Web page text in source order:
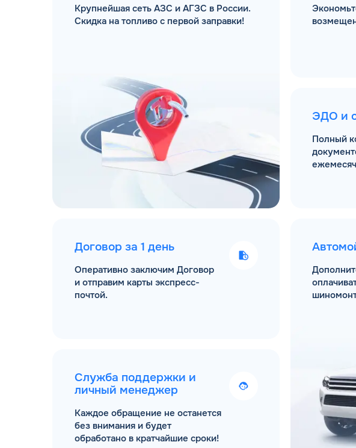
Крупнейшая сеть АЗС и АГЗС в России.
Скидка на топливо с первой заправки!
Договор за 1 день
Оперативно заключим Договор
и отправим карты экспресс-
почтой.
Служба поддержки и
личный менеджер
Каждое обращение не останется
без внимания и будет
обработано в кратчайшие сроки!
ЭДО и
Полный